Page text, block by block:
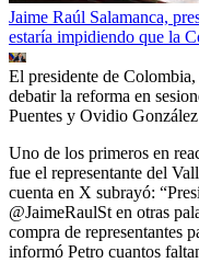
Jaime Raúl Salamanca,
estaría impidiendo que la
El presidente de
debatir la reforma en
Puentes y Ovidio
Uno de los primeros en
fue el representante del
cuenta en X subrayó:
@JaimeRaulSt en otras
compra de representantes
informó Petro cuantos